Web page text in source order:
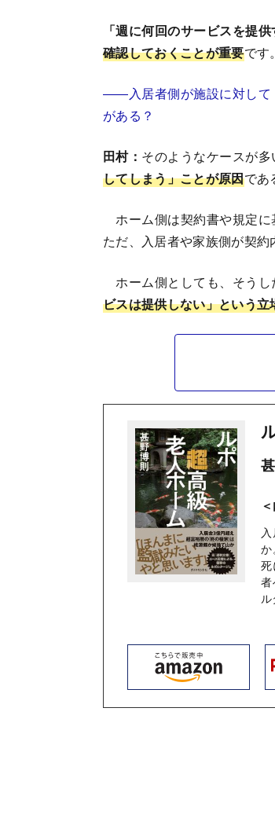
「週に何回のサービスを提供
確認しておくことが重要です。
――入居者側が施設に対して
がある？
田村： そのようなケースが
してしまう」ことが原因であ
ホーム側は契約書や規定に
ただ、入居者や家族側が契約
ホーム側としても、そう
ビスは提供しない」という
か
死
者
ル